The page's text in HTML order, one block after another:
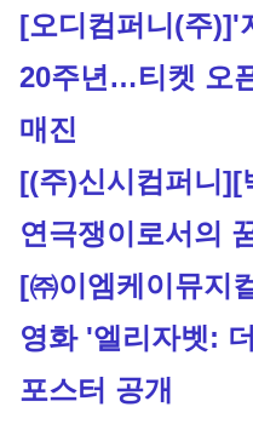
[오디컴퍼니(주)]'
20주년…티켓 오
매진
[(주)신시컴퍼니][
연극쟁이로서의
[㈜이엠케이뮤지
영화 '엘리자벳:
포스터 공개